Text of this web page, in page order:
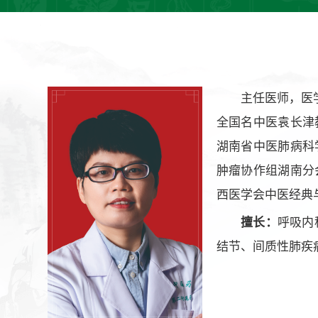
主任医师，医
全国名中医袁长
湖南省中医肺病
肿瘤协作组湖南
西医学会中医经典
擅长： 呼吸内
结节、间质性肺疾